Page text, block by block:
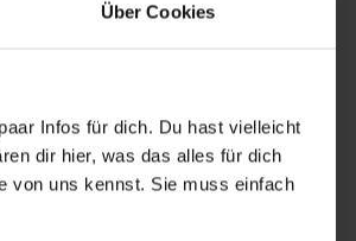
Über Cookies
Infos für dich. Du hast vielleicht
dir hier, was das alles für dich
von uns kennst. Sie muss einfach